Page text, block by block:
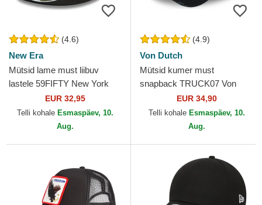
(4.6)
New Era
Mütsid lame must liibuv
lastele 59FIFTY New York
Yankees MLB New Era
EUR 32,95
Telli kohale Esmaspäev, 10.
Aug.
(4.9)
Von Dutch
Mütsid kumer must
snapback TRUCK07 Von
EUR 34,90
Telli kohale Esmaspäev, 10.
Aug.